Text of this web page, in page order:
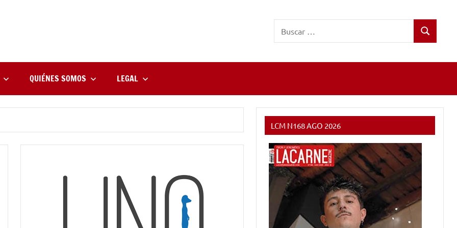
Buscar
QUIÉNES SOMOS LEGAL
LCM N168 AGO 2026